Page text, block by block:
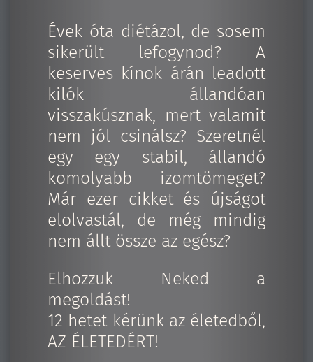
Évek óta diétázol, de sosem
sikerült lefogynod? A
keserves kínok árán leadott
kilók állandóan
visszakúsznak, mert valamit
nem jól csinálsz? Szeretnél
egy egy stabil, állandó
komolyabb izomtömeget?
Már ezer cikket és újságot
elolvastál, de még mindig
nem állt össze az egész?
Elhozzuk Neked a
megoldást!
12 hetet kérünk az életedből,
AZ ÉLETEDÉRT!